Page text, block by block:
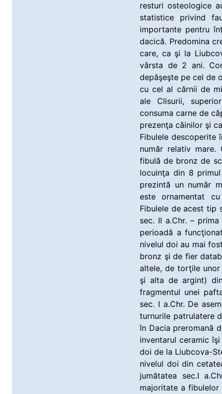
resturi osteologice
statistice privind
importante pentru
dacică. Predomina
care, ca şi la
vârsta de 2 ani.
depăşeşte pe cel de
cu cel al cărnii de
ale Clisurii,
consuma carne de
prezenţa câinilor şi
Fibulele descoperite
număr relativ
fibulă de bronz de
locuinţa din 8
prezintă un număr
este ornamentat
Fibulele de acest tip
sec. II a.Chr. –
perioadă a
nivelul doi au mai
bronz şi de fier
altele, de torţile
şi alta de argint)
fragmentul unei
sec. I a.Chr. De
turnurile patrulatere
în Dacia preromană
inventarul ceramic
doi de la Liubcova-
nivelul doi din
jumătatea sec.I
majoritate a